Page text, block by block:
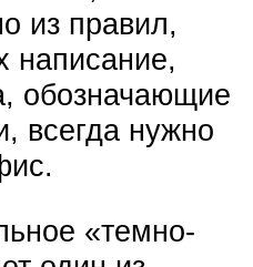
из правил,
написание,
обозначающие
всегда нужно
«темно-